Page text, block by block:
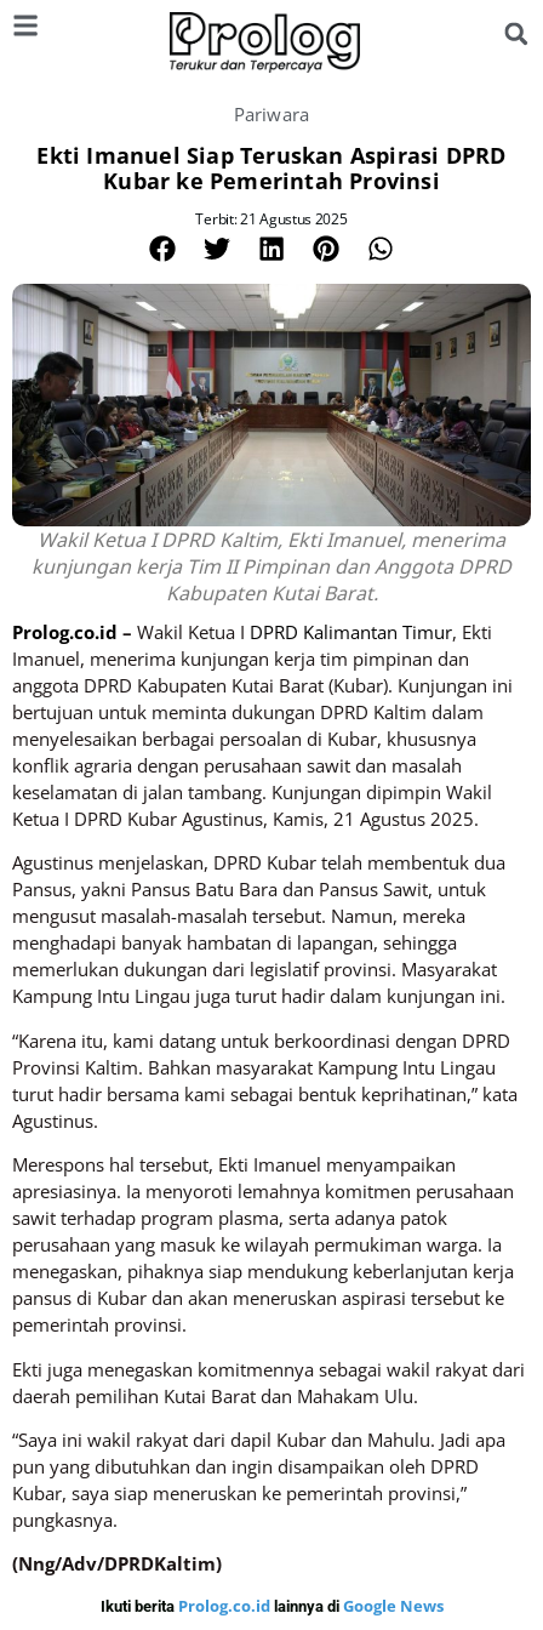
Pariwara
Ekti Imanuel Siap Teruskan Aspirasi DPRD
Kubar ke Pemerintah Provinsi
Terbit: 21 Agustus 2025
Wakil Ketua I DPRD Kaltim, Ekti Imanuel, menerima
kunjungan kerja Tim II Pimpinan dan Anggota DPRD
Kabupaten Kutai Barat.
Prolog.co.id – Wakil Ketua I DPRD Kalimantan Timur, Ekti
Imanuel, menerima kunjungan kerja tim pimpinan dan
anggota DPRD Kabupaten Kutai Barat (Kubar). Kunjungan ini
bertujuan untuk meminta dukungan DPRD Kaltim dalam
menyelesaikan berbagai persoalan di Kubar, khususnya
konflik agraria dengan perusahaan sawit dan masalah
keselamatan di jalan tambang. Kunjungan dipimpin Wakil
Ketua I DPRD Kubar Agustinus, Kamis, 21 Agustus 2025.
Agustinus menjelaskan, DPRD Kubar telah membentuk dua
Pansus, yakni Pansus Batu Bara dan Pansus Sawit, untuk
mengusut masalah-masalah tersebut. Namun, mereka
menghadapi banyak hambatan di lapangan, sehingga
memerlukan dukungan dari legislatif provinsi. Masyarakat
Kampung Intu Lingau juga turut hadir dalam kunjungan ini.
“Karena itu, kami datang untuk berkoordinasi dengan DPRD
Provinsi Kaltim. Bahkan masyarakat Kampung Intu Lingau
turut hadir bersama kami sebagai bentuk keprihatinan,” kata
Agustinus.
Merespons hal tersebut, Ekti Imanuel menyampaikan
apresiasinya. Ia menyoroti lemahnya komitmen perusahaan
sawit terhadap program plasma, serta adanya patok
perusahaan yang masuk ke wilayah permukiman warga. Ia
menegaskan, pihaknya siap mendukung keberlanjutan kerja
pansus di Kubar dan akan meneruskan aspirasi tersebut ke
pemerintah provinsi.
Ekti juga menegaskan komitmennya sebagai wakil rakyat dari
daerah pemilihan Kutai Barat dan Mahakam Ulu.
“Saya ini wakil rakyat dari dapil Kubar dan Mahulu. Jadi apa
pun yang dibutuhkan dan ingin disampaikan oleh DPRD
Kubar, saya siap meneruskan ke pemerintah provinsi,”
pungkasnya.
(Nng/Adv/DPRDKaltim)
Ikuti berita Prolog.co.id lainnya di Google News